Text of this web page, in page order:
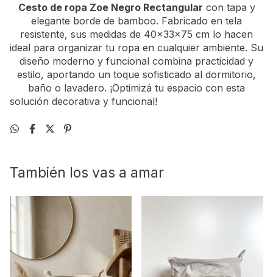
Cesto de ropa Zoe Negro Rectangular con tapa y
elegante borde de bamboo. Fabricado en tela
resistente, sus medidas de 40x33x75 cm lo hacen
ideal para organizar tu ropa en cualquier ambiente. Su
diseño moderno y funcional combina practicidad y
estilo, aportando un toque sofisticado al dormitorio,
baño o lavadero. ¡Optimizá tu espacio con esta
solución decorativa y funcional!
También los vas a amar